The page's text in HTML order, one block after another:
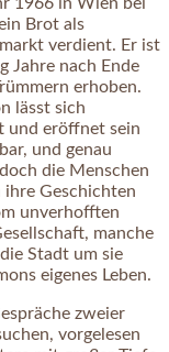
Brot als
verdient. Er ist
Jahre nach Ende
erhoben.
lässt sich
und eröffnet sein
und genau
die Menschen
ihre Geschichten
unverhofften
manche
Stadt um sie
eigenes Leben.
zweier
vorgelesen